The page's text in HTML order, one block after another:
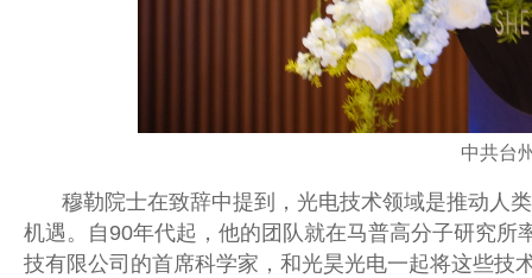
中共台
穆勒院士在致辞中提到，光电技术领域是推动人
机遇。自 90年代起，他的团队就在马普高分子研究所
技有限公司的首席科学家，和光昊光电一起将这些技